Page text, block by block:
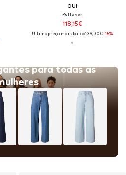
para todas as
OUI
Pullover
118,15€
Último preço mais baixo:139,00€-15%